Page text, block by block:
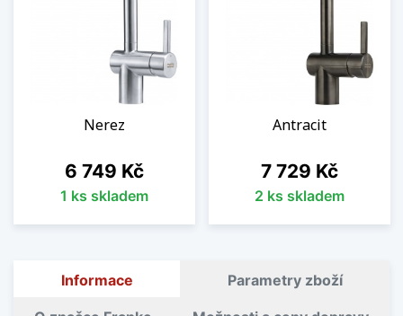
Nerez
Cena
6 749 Kč
1 ks skladem
Antracit
Cena
7 729 Kč
2 ks skladem
Informace Parametry zboží